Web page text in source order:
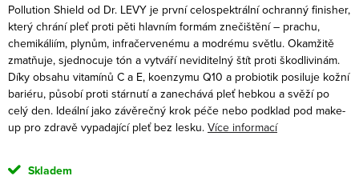
Pollution Shield od Dr. LEVY je první celospektrální ochranný finisher,
který chrání pleť proti pěti hlavním formám znečištění – prachu,
chemikáliím, plynům, infračervenému a modrému světlu. Okamžitě
zmatňuje, sjednocuje tón a vytváří neviditelný štít proti škodlivinám.
Díky obsahu vitamínů C a E, koenzymu Q10 a probiotik posiluje kožní
bariéru, působí proti stárnutí a zanechává pleť hebkou a svěží po
celý den. Ideální jako závěrečný krok péče nebo podklad pod make-
up pro zdravě vypadající pleť bez lesku. Více informací
Skladem